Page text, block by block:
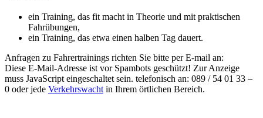
ein Training, das fit macht in Theorie und mit praktischen
Fahrübungen,
ein Training, das etwa einen halben Tag dauert.
Anfragen zu Fahrertrainings richten Sie bitte per E-mail an:
Diese E-Mail-Adresse ist vor Spambots geschützt! Zur Anzeige
muss JavaScript eingeschaltet sein. telefonisch an: 089 / 54 01 33 –
0 oder jede Verkehrswachtin Ihrem örtlichen Bereich.